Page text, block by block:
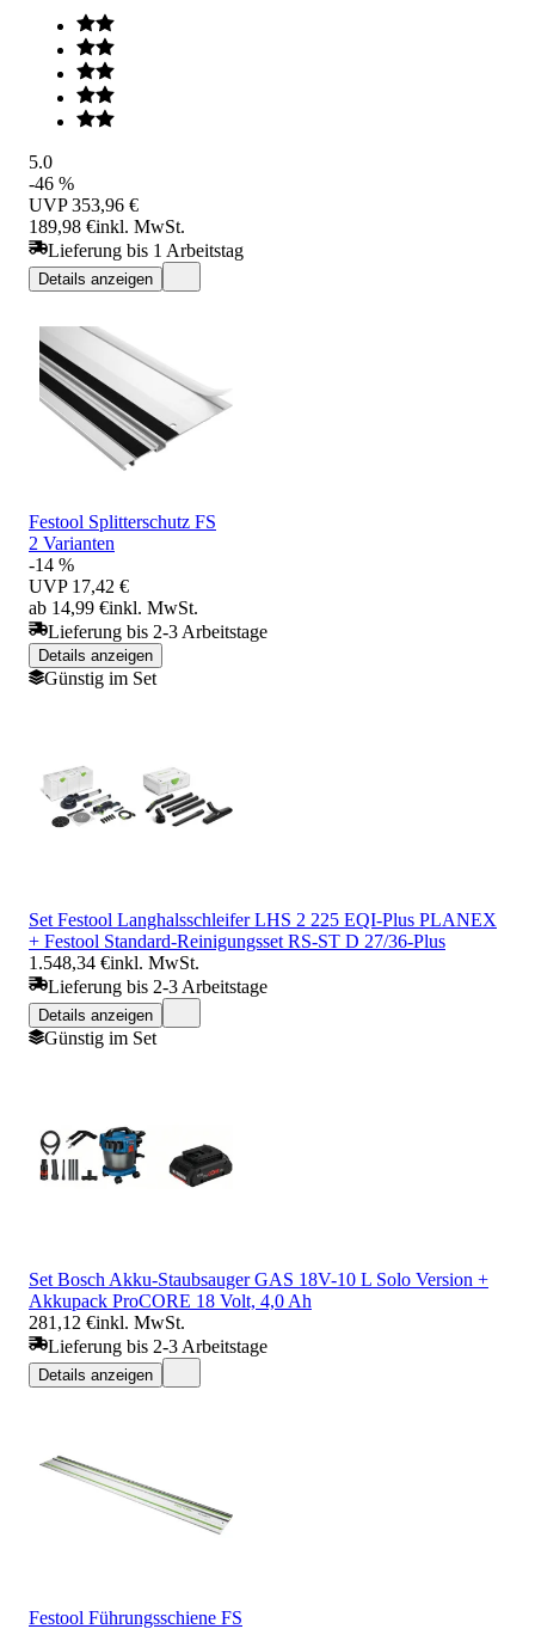
5.0
-46 %
UVP 353,96 €
189,98 €inkl. MwSt.
Lieferung bis 1 Arbeitstag
Details anzeigen
Festool Splitterschutz FS
2 Varianten
-14 %
UVP 17,42 €
ab 14,99 €inkl. MwSt.
Lieferung bis 2-3 Arbeitstage
Details anzeigen
Günstig im Set
Set Festool Langhalsschleifer LHS 2 225 EQI-Plus PLANEX
+ Festool Standard-Reinigungsset RS-ST D 27/36-Plus
1.548,34 €inkl. MwSt.
Lieferung bis 2-3 Arbeitstage
Details anzeigen
Günstig im Set
Set Bosch Akku-Staubsauger GAS 18V-10 L Solo Version +
Akkupack ProCORE 18 Volt, 4,0 Ah
281,12 €inkl. MwSt.
Lieferung bis 2-3 Arbeitstage
Details anzeigen
Festool Führungsschiene FS